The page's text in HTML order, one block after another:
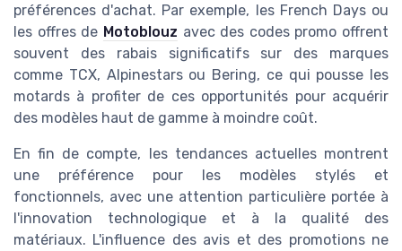
préférences d'achat. Par exemple, les French Days ou
les offres de Motoblouz avec des codes promo offrent
souvent des rabais significatifs sur des marques
comme TCX, Alpinestars ou Bering, ce qui pousse les
motards à profiter de ces opportunités pour acquérir
des modèles haut de gamme à moindre coût.
En fin de compte, les tendances actuelles montrent
une préférence pour les modèles stylés et
fonctionnels, avec une attention particulière portée à
l'innovation technologique et à la qualité des
matériaux. L'influence des avis et des promotions ne